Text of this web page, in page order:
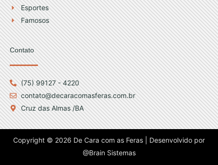
Esportes
Famosos
Contato
(75) 99127 - 4220
contato@decaracomasferas.com.br
Cruz das Almas /BA
Copyright © 2026 De Cara com as Feras | Desenvolvido por
@Brain Sistemas